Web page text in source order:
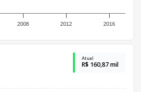
2008 2012 2016
Atual
R$ 160,87 mil